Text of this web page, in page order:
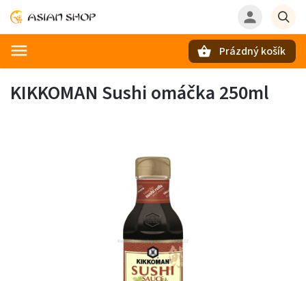
Prázdný košík
KIKKOMAN Sushi omáčka 250ml